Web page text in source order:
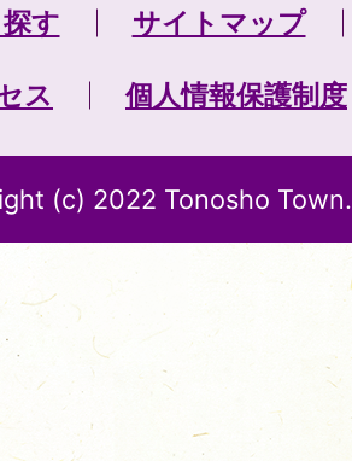
す サイトマップ
ス 個人情報保護制度
(c) 2022 Tonosho